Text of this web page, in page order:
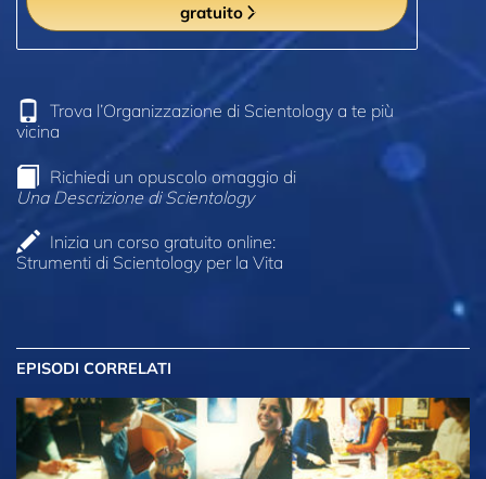
gratuito
Trova l’Organizzazione di Scientology a te più
vicina
Richiedi un opuscolo omaggio di
Una Descrizione di Scientology
Inizia un corso gratuito online:
Strumenti di Scientology per la Vita
EPISODI CORRELATI